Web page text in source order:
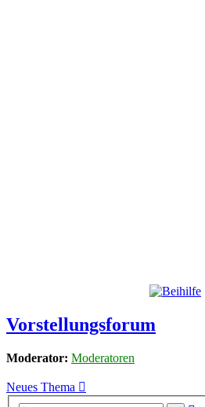
Vorstellungsforum
Moderator: Moderatoren
Neues Thema